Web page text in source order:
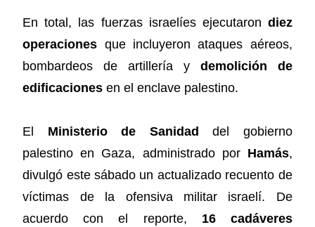
En total, las fuerzas israelíes ejecutaron diez
operaciones que incluyeron ataques aéreos,
bombardeos de artillería y demolición de
edificaciones en el enclave palestino.
El Ministerio de Sanidad
del gobierno
palestino en Gaza, administrado por Hamás,
divulgó este sábado un actualizado recuento de
víctimas de la ofensiva militar israelí. De
acuerdo con el reporte, 16 cadáveres